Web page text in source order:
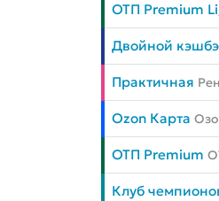
ОТП Premium
Двойной
Практичная
Ozon Карта
ОТП Premium
Клуб